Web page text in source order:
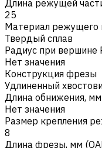
Длина режущей
25
Материал режущего
Твердый сплав
Радиус при вершине
Нет значения
Конструкция фрезы
Удлиненный
Длина обнижения,
Нет значения
Размер крепления
8
Длина фрезы, мм